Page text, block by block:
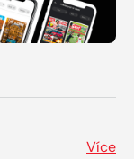
Více